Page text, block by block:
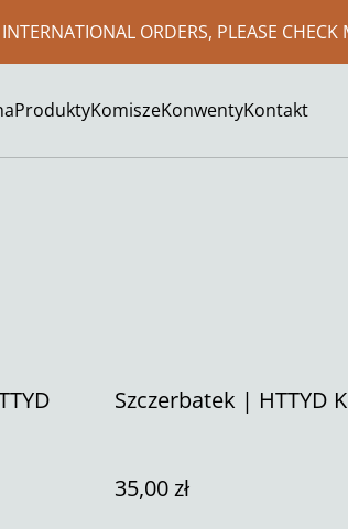
ORDERS, PLEASE CHECK
ProduktyKomiszeKonwentyKontakt
Szczerbatek | HTTYD
35,00 zł